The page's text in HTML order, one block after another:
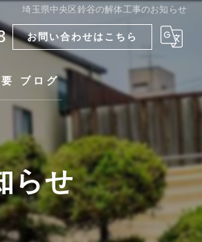
埼玉県中央区鈴谷の解体工事のお知らせ
お問い合わせはこちら
ブログ
らせ